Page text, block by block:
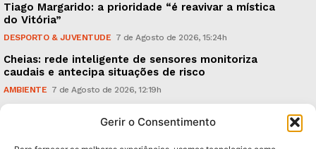
Gerir o Consentimento
Tiago Margarido: a prioridade “é reavivar a mística
do Vitória”
DESPORTO & JUVENTUDE 7 de Agosto de 2026, 15:24h
Cheias: rede inteligente de sensores monitoriza
caudais e antecipa situações de risco
AMBIENTE 7 de Agosto de 2026, 12:19h